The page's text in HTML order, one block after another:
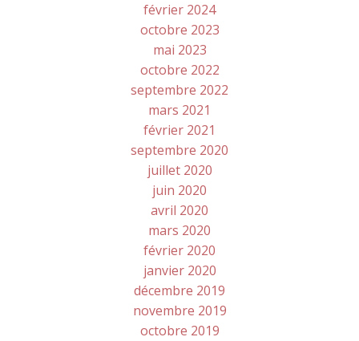
février 2024
octobre 2023
mai 2023
octobre 2022
septembre 2022
mars 2021
février 2021
septembre 2020
juillet 2020
juin 2020
avril 2020
mars 2020
février 2020
janvier 2020
décembre 2019
novembre 2019
octobre 2019